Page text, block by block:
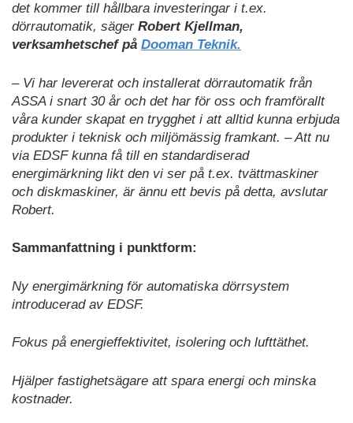
det kommer till hållbara investeringar i t.ex.
dörrautomatik, säger Robert Kjellman,
verksamhetschef på Dooman Teknik.
– Vi har levererat och installerat dörrautomatik från
ASSA i snart 30 år och det har för oss och framförallt
våra kunder skapat en trygghet i att alltid kunna erbjuda
produkter i teknisk och miljömässig framkant. – Att nu
via EDSF kunna få till en standardiserad
energimärkning likt den vi ser på t.ex. tvättmaskiner
och diskmaskiner, är ännu ett bevis på detta, avslutar
Robert.
Sammanfattning i punktform:
Ny energimärkning för automatiska dörrsystem
introducerad av EDSF.
Fokus på energieffektivitet, isolering och lufttäthet.
Hjälper fastighetsägare att spara energi och minska
kostnader.